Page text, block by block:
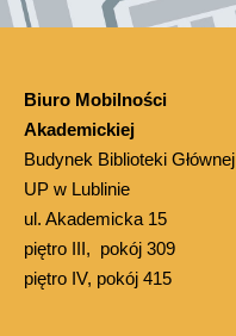
Biuro Mobilności
Akademickiej
Budynek Biblioteki Głównej
UP w Lublinie
ul. Akademicka 15
piętro III, pokój 309
piętro IV, pokój 415